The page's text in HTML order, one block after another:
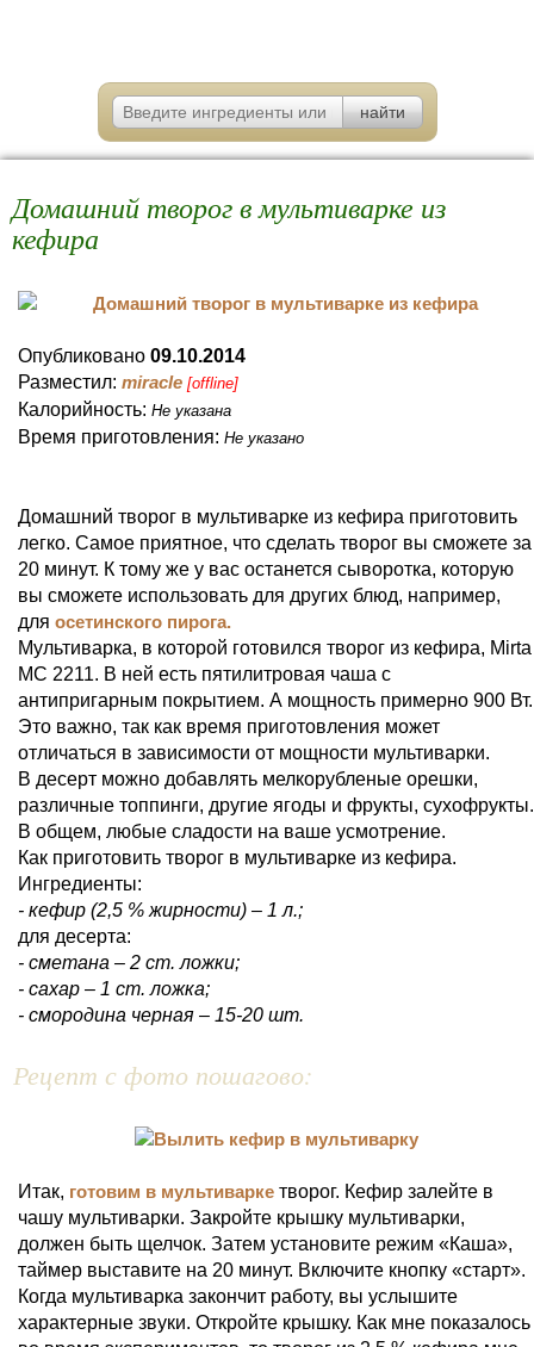
Домашний творог в мультиварке из
кефира
Опубликовано 09.10.2014
Разместил: miracle [offline]
Калорийность: Не указана
Время приготовления: Не указано
Домашний творог в мультиварке из кефира приготовить
легко. Самое приятное, что сделать творог вы сможете за
20 минут. К тому же у вас останется сыворотка, которую
вы сможете использовать для других блюд, например,
для осетинского пирога.
Мультиварка, в которой готовился творог из кефира, Mirta
MC 2211. В ней есть пятилитровая чаша с
антипригарным покрытием. А мощность примерно 900 Вт.
Это важно, так как время приготовления может
отличаться в зависимости от мощности мультиварки.
В десерт можно добавлять мелкорубленые орешки,
различные топпинги, другие ягоды и фрукты, сухофрукты.
В общем, любые сладости на ваше усмотрение.
Как приготовить творог в мультиварке из кефира.
Ингредиенты:
- кефир (2,5 % жирности) – 1 л.;
для десерта:
- сметана – 2 ст. ложки;
- сахар – 1 ст. ложка;
- смородина черная – 15-20 шт.
Рецепт с фото пошагово:
Итак, готовим в мультиварке творог. Кефир залейте в
чашу мультиварки. Закройте крышку мультиварки,
должен быть щелчок. Затем установите режим «Каша»,
таймер выставите на 20 минут. Включите кнопку «старт».
Когда мультиварка закончит работу, вы услышите
характерные звуки. Откройте крышку. Как мне показалось